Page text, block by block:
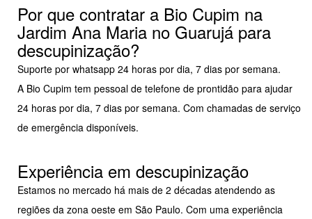
Por que contratar a Bio Cupim na
Jardim Ana Maria no Guarujá para
descupinização?
Suporte por whatsapp 24 horas por dia, 7 dias por semana.
A Bio Cupim tem pessoal de telefone de prontidão para ajudar
24 horas por dia, 7 dias por semana. Com chamadas de serviço
de emergência disponíveis.
Experiência em descupinização
Estamos no mercado há mais de 2 décadas atendendo as
regiões da zona oeste em São Paulo. Com uma experiência